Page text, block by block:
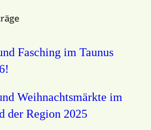
Fasching im Taunus
Weihnachtsmärkte im
der Region 2025